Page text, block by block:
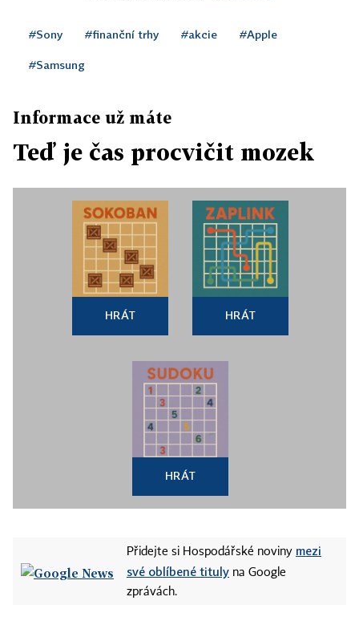
#Sony #finanční trhy #akcie #Apple
#Samsung
Informace už máte
Teď je čas procvičit mozek
HRÁT HRÁT
HRÁT
Přidejte si Hospodářské noviny mezi
své oblíbené tituly na Google
zprávách.